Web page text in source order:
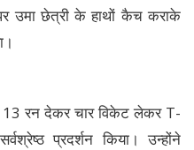
उमा छेत्री के हाथों कैच कराके
13 रन देकर चार विकेट लेकर T-
प्रदर्शन किया। उन्होंने